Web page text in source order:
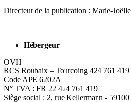
Directeur de la publication : Marie-
Hébergeur
OVH
RCS Roubaix – Tourcoing 424 761 419
Code APE 6202A
N° TVA : FR 22 424 761 419
Siège social : 2, rue Kellermann -